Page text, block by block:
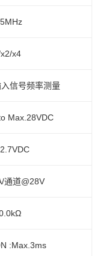
x4
信号频率测量
Max.28VDC
通道@28V
:Max.3ms